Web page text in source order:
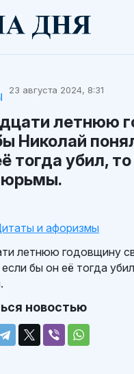
23 августа 2024, 8:31
летнюю
Николай
тогда убил,
и афоризмы
летнюю годовщину
если бы он её тогда
новостью